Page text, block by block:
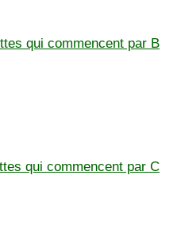
qui commencent par B
qui commencent par C